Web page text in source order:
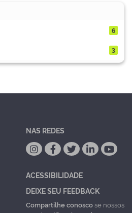
6
3
NAS REDES
ACESSIBILIDADE
DEIXE SEU FEEDBACK
Compartilhe conoscose nossos